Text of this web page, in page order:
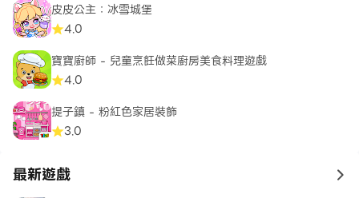
皮皮公主：冰雪城堡
4.0
寶寶廚師 - 兒童烹飪做菜廚房美食料理遊戲
4.0
提子鎮 - 粉紅色家居裝飾
3.0
最新遊戲 to